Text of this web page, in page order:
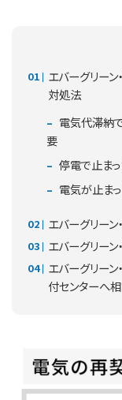
エバーグリーン
対処法
電気代滞納
要
停電で止ま
電気が止ま
エバーグリー
エバーグリーン
エバーグリー
付センターへ